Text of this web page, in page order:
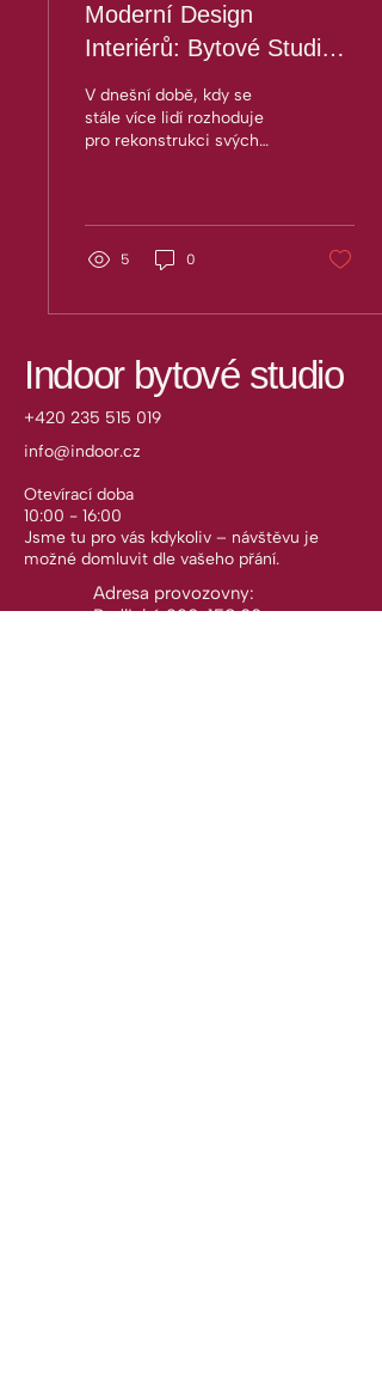
Moderní Design
Interiérů: Bytové Studio v
V dnešní době, kdy se
stále více lidí rozhoduje
pro rekonstrukci svých
5 0
Indoor bytové studio
+420 235 515 019
info@indoor.cz
Otevírací doba
10:00 - 16:00
Jsme tu pro vás kdykoliv – návštěvu je
možné domluvit dle vašeho přání.
Adresa provozovny:
Radlická 220, 158 00